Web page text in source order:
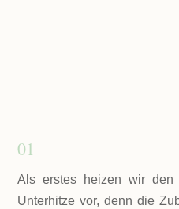
01
Als erstes heizen wir den
Unterhitze vor, denn die